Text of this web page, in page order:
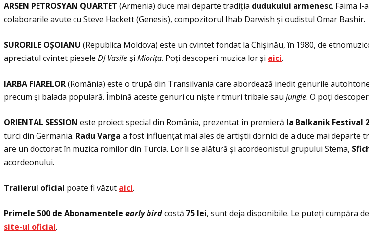
ARSEN PETROSYAN QUARTET (Armenia) duce mai departe tradiţia dudukului armenesc. Faima
colaborarile avute cu Steve Hackett (Genesis), compozitorul Ihab Darwish și oudistul Omar Bashir.
SURORILE OŞOIANU (Republica Moldova) este un cvintet fondat la Chișinău, în 1980, de
apreciatul cvintet piesele DJ Vasileși Mioriţa. Poţi descoperi muzica lor și aici.
IARBA FIARELOR(România) este o trupă din Transilvania care abordează inedit genurile
precum și balada populară. Îmbină aceste genuri cu niște ritmuri tribale sau jungle. O poţi
ORIENTAL SESSION este proiect special din România, prezentat în premieră la Balkanik Festival
turci din Germania. Radu Varga a fost influenţat mai ales de artiștii dornici de a duce mai departe
are un doctorat în muzica romilor din Turcia. Lor li se alătură și acordeonistul grupului Stema,
acordeonului.
Trailerul oficial poate fi văzut aici.
Primele 500 de Abonamentele early birdcostă 75 lei, sunt deja disponibile. Le puteţi cumpăra
site-ul oficial.